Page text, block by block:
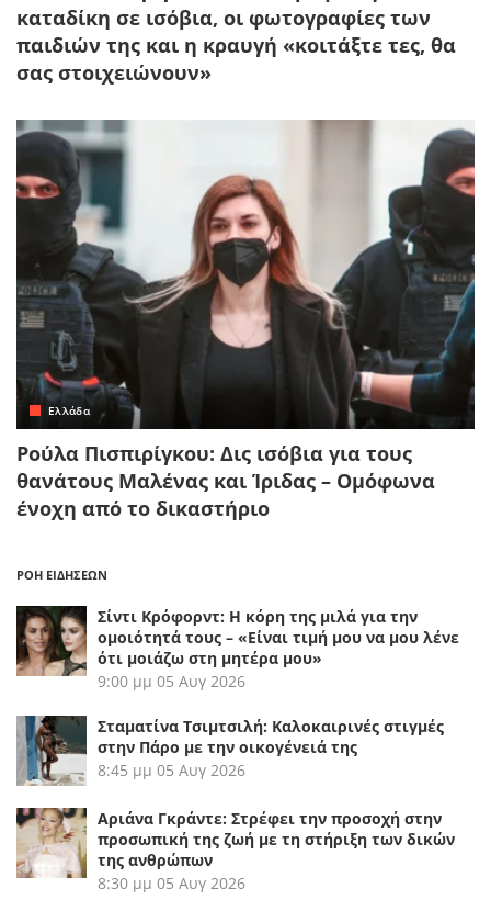
καταδίκη σε ισόβια, οι φωτογραφίες των
παιδιών της και η κραυγή «κοιτάξτε τες, θα
σας στοιχειώνουν»
Ελλάδα
Ρούλα Πισπιρίγκου: Δις ισόβια για τους
θανάτους Μαλένας και Ίριδας – Ομόφωνα
ένοχη από το δικαστήριο
ΡΟΗ ΕΙΔΗΣΕΩΝ
Σίντι Κρόφορντ: Η κόρη της μιλά για την
ομοιότητά τους – «Είναι τιμή μου να μου λένε
ότι μοιάζω στη μητέρα μου»
9:00 μμ 05 Αυγ 2026
Σταματίνα Τσιμτσιλή: Καλοκαιρινές στιγμές
στην Πάρο με την οικογένειά της
8:45 μμ 05 Αυγ 2026
Αριάνα Γκράντε: Στρέφει την προσοχή στην
προσωπική της ζωή με τη στήριξη των δικών
της ανθρώπων
8:30 μμ 05 Αυγ 2026